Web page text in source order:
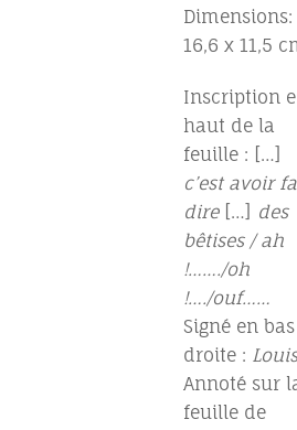
Dimensions:
16,6 x 11,5
Inscription
haut de la
feuille : […]
c’est avoir
dire[…] des
bêtises / ah
!……./oh
!…./ouf……
Signé en
droite : Louis
Annoté sur
feuille de